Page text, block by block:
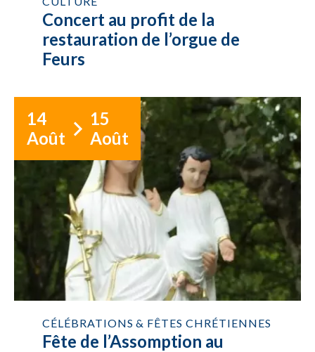
Concert au profit de la
restauration de l’orgue de
Feurs
14
Août
15
Août
CÉLÉBRATIONS & FÊTES CHRÉTIENNES
Fête de l’Assomption au